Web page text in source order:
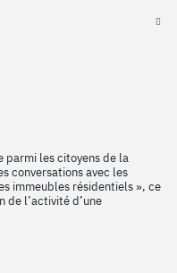
parmi les citoyens de la
conversations avec les
immeubles résidentiels », ce
de l’activité d’une